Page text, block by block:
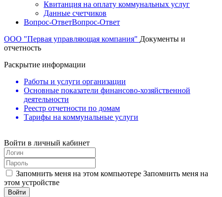
Квитанция на оплату коммунальных услуг
Данные счетчиков
Вопрос-ОтветВопрос-Ответ
ООО "Первая управляющая компания" Документы и
отчетность
Раскрытие информации
Работы и услуги организации
Основные показатели финансово-хозяйственной
деятельности
Реестр отчетности по домам
Тарифы на коммунальные услуги
Войти в личный кабинет
Запомнить меня на этом компьютере Запомнить меня на
этом устройстве